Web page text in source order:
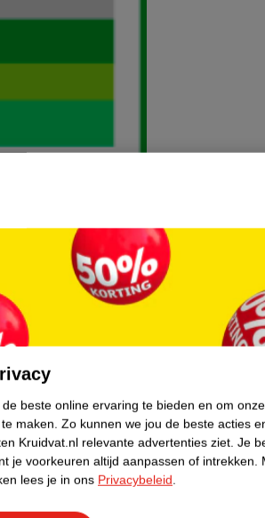
beste online ervaring te bieden en om
maken. Zo kunnen we jou de beste acties
Kruidvat.nl relevante advertenties ziet. Je
je voorkeuren altijd aanpassen of intrekken.
lees je in ons Privacybeleid.